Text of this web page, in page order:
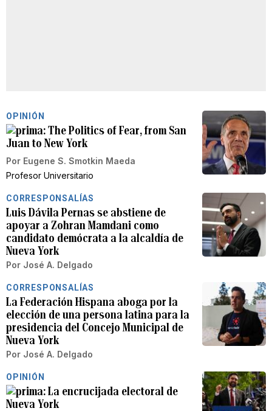
OPINIÓN
The Politics of Fear, from San
Juan to New York
Por Eugene S. Smotkin Maeda
Profesor Universitario
CORRESPONSALÍAS
Luis Dávila Pernas se abstiene de
apoyar a Zohran Mamdani como
candidato demócrata a la alcaldía de
Nueva York
Por José A. Delgado
CORRESPONSALÍAS
La Federación Hispana aboga por la
elección de una persona latina para la
presidencia del Concejo Municipal de
Nueva York
Por José A. Delgado
OPINIÓN
La encrucijada electoral de
Nueva York